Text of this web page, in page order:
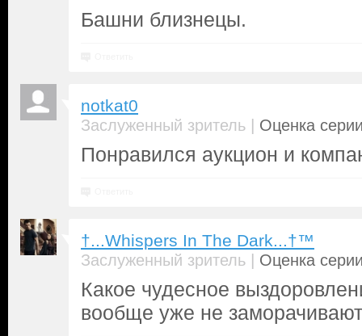
Башни близнецы.
notkat0
Заслуженный зритель | Оценка
Понравился аукцион и
†...Whispers In The Dark...†™
Заслуженный зритель | Оценка
Какое чудесное
вообще уже не